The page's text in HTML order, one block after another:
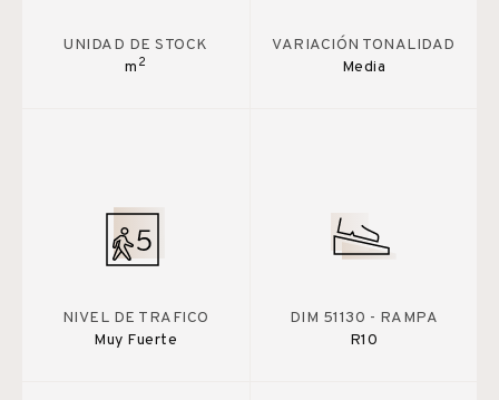
UNIDAD DE STOCK
m 2
VARIACIÓN TONALIDAD
Media
NIVEL DE TRAFICO
Muy Fuerte
DIM 51130 - RAMPA
R10